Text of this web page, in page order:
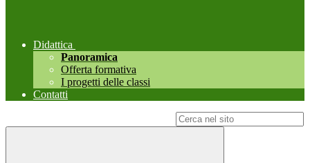
Didattica
Panoramica
Offerta formativa
I progetti delle classi
Contatti